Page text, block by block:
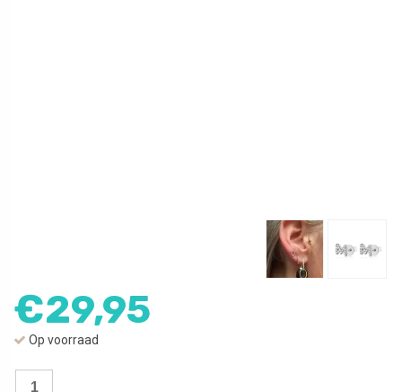
€29,95
Op voorraad
Oorbellen